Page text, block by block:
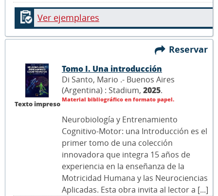
Ver ejemplares
Reservar
Texto impreso
Tomo I. Una introducción
Di Santo, Mario .- Buenos Aires
(Argentina) : Stadium, 2025.
Material bibliográfico en formato papel.
Neurobiología y Entrenamiento
Cognitivo-Motor: una Introducción es el
primer tomo de una colección
innovadora que integra 15 años de
experiencia en la enseñanza de la
Motricidad Humana y las Neurociencias
Aplicadas. Esta obra invita al lector a [...]